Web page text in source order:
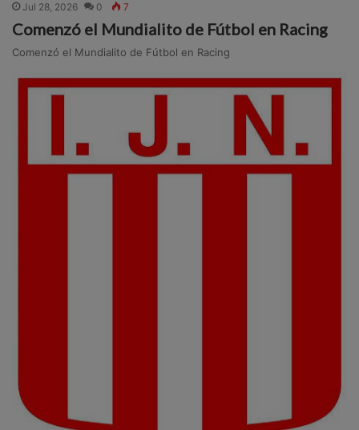
Jul 28, 2026 0 7
Comenzó el Mundialito de Fútbol en Racing
Comenzó el Mundialito de Fútbol en Racing